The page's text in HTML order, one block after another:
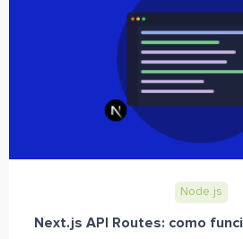
Node.js
Next.js API Routes: como